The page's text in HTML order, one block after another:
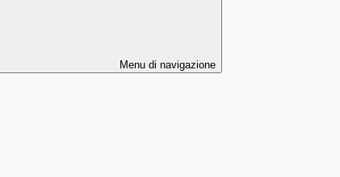
Menu di navigazione